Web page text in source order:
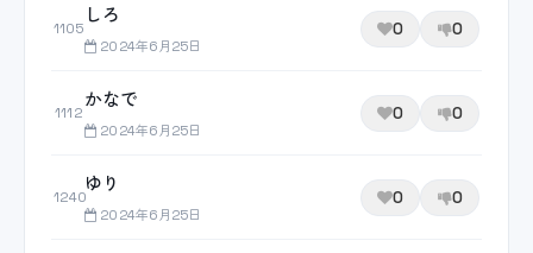
1105
しろ
2024年6月25日
0 0
1112
かなで
2024年6月25日
0 0
1240
ゆり
2024年6月25日
0 0